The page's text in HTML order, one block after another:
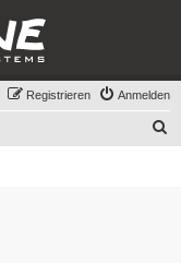
Anmelden
Registrieren